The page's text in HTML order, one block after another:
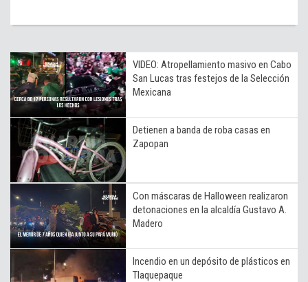
VIDEO: Atropellamiento masivo en Cabo
San Lucas tras festejos de la Selección
Mexicana
Detienen a banda de roba casas en
Zapopan
Con máscaras de Halloween realizaron
detonaciones en la alcaldía Gustavo A.
Madero
Incendio en un depósito de plásticos en
Tlaquepaque